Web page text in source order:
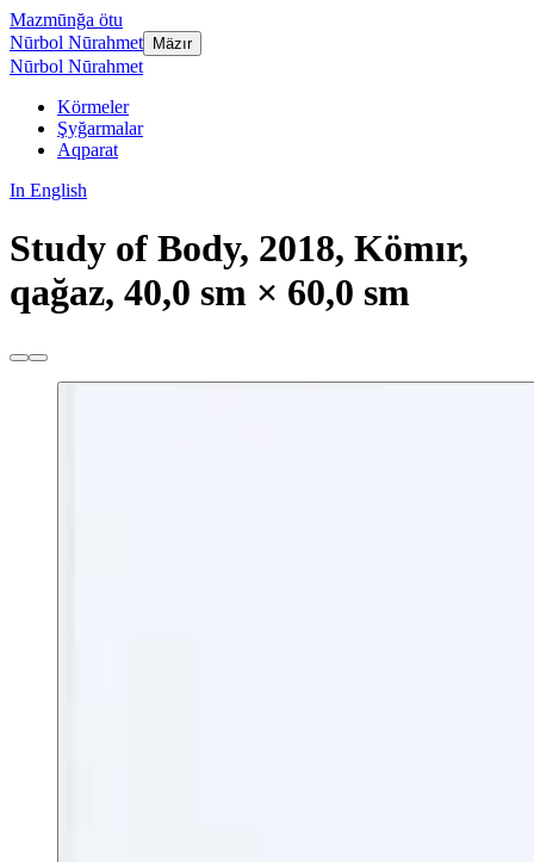
Mazmūnğa ötu
Nūrbol Nūrahmet
Mäzır
Nūrbol Nūrahmet
Körmeler
Şyğarmalar
Aqparat
In English
Study of Body, 2018, Kömır,
qağaz, 40,0 sm × 60,0 sm